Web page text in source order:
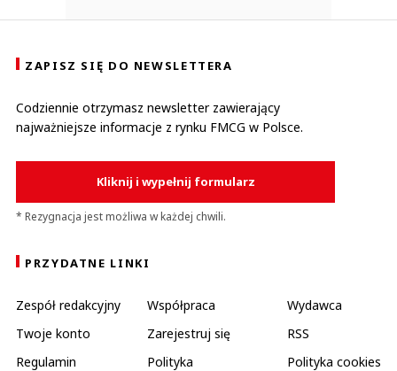
ZAPISZ SIĘ DO NEWSLETTERA
Codziennie otrzymasz newsletter zawierający
najważniejsze informacje z rynku FMCG w Polsce.
Kliknij i wypełnij formularz
* Rezygnacja jest możliwa w każdej chwili.
PRZYDATNE LINKI
Zespół redakcyjny Współpraca
Wydawca
Twoje konto
Zarejestruj się
RSS
Regulamin
Polityka
Polityka cookies